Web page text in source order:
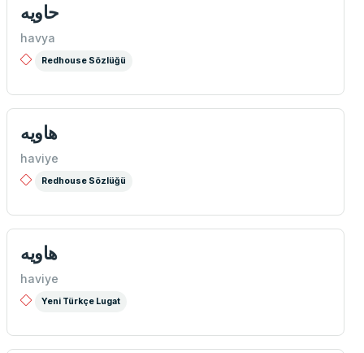
حاويه
havya
Redhouse Sözlüğü
هاويه
haviye
Redhouse Sözlüğü
هاویه
haviye
Yeni Türkçe Lugat